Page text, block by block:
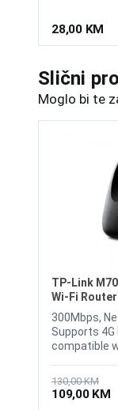
28,00 KM
Slični
Moglo bi te
TP-Link
Wi-Fi Router
300Mbps,
Supports 4G
compatible
Data Rates
50Mbps,
DisplayWi-
130,00 KM
109,00 KM